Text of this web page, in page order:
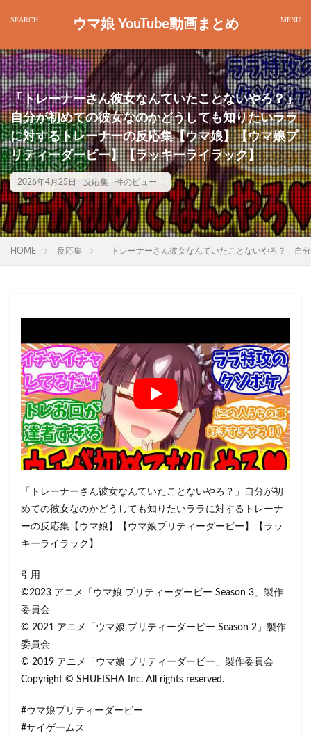
ウマ娘 YouTube動画まとめ
「トレーナーさん彼女なんていたことないやろ？」
自分が初めての彼女なのかどうしても知りたいララ
に対するトレーナーの反応集【ウマ娘】【ウマ娘プ
リティーダービー】【ラッキーライラック】
2026年4月25日 反応集 件のビュー
HOME 反応集 「トレーナーさん彼女なんていたことないやろ？」
「トレーナーさん彼女なんていたことないやろ？」自分が初
めての彼女なのかどうしても知りたいララに対するトレーナ
ーの反応集【ウマ娘】【ウマ娘プリティーダービー】【ラッ
キーライラック】
引用
©2023 アニメ「ウマ娘 プリティーダービー Season 3」製作
委員会
© 2021 アニメ「ウマ娘 プリティーダービー Season 2」製作
委員会
© 2019 アニメ「ウマ娘 プリティーダービー」製作委員会
Copyright © SHUEISHA Inc. All rights reserved.
#ウマ娘プリティーダービー
#サイゲームス